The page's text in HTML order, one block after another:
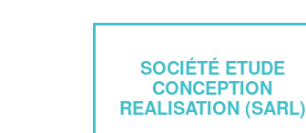
SOCIÉTÉ ETUDE
CONCEPTION
REALISATION (SARL)